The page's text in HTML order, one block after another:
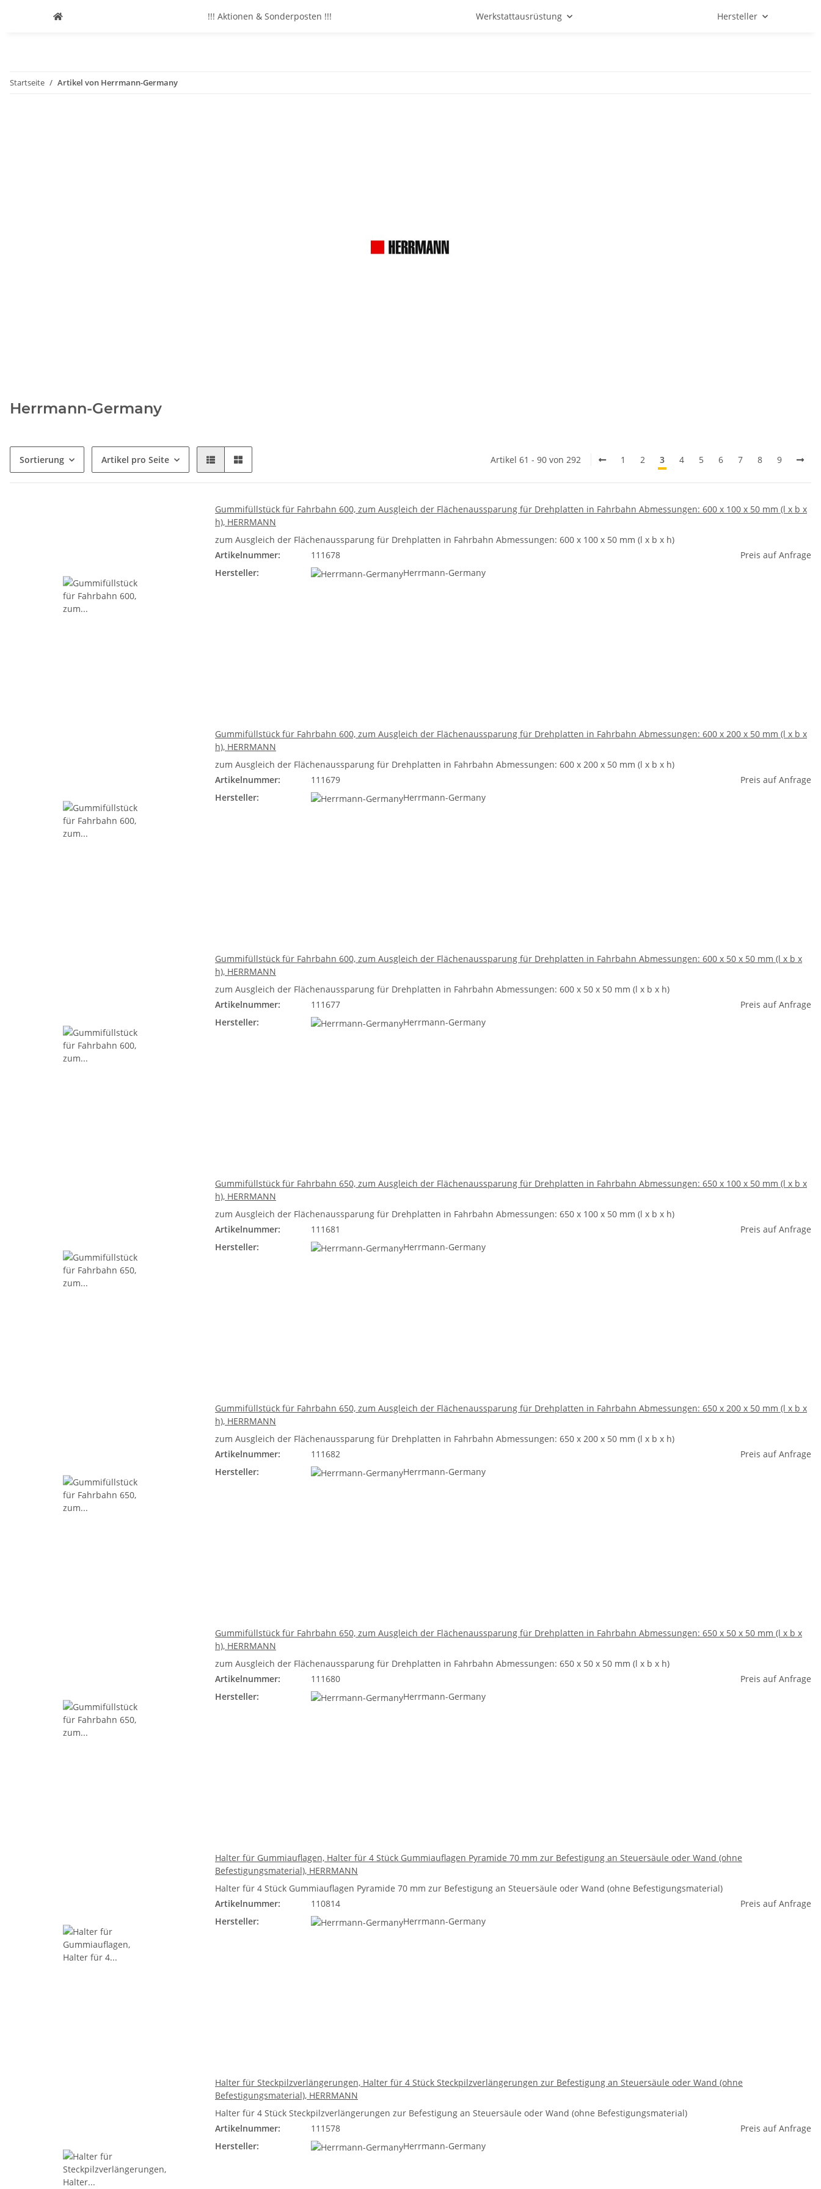
!!! Aktionen & Sonderposten !!! Werkstattausrüstung Hersteller
Startseite Artikel von Herrmann-Germany
Herrmann-Germany
Sortierung Artikel pro Seite Artikel 61 - 90 von 292 1 2 3 4 5 6 7 8 9
Gummifüllstück für Fahrbahn 600, zum Ausgleich der Flächenaussparung für Drehplatten in Fahrbahn Abmessungen: 600 x 100 x 50 mm (l x b x
h), HERRMANN
zum Ausgleich der Flächenaussparung für Drehplatten in Fahrbahn Abmessungen: 600 x 100 x 50 mm (l x b x h)
Artikelnummer:
111678
Hersteller:
Herrmann-Germany
Preis auf Anfrage
Gummifüllstück für Fahrbahn 600, zum Ausgleich der Flächenaussparung für Drehplatten in Fahrbahn Abmessungen: 600 x 200 x 50 mm (l x b x
h), HERRMANN
zum Ausgleich der Flächenaussparung für Drehplatten in Fahrbahn Abmessungen: 600 x 200 x 50 mm (l x b x h)
Artikelnummer:
111679
Hersteller:
Herrmann-Germany
Preis auf Anfrage
Gummifüllstück für Fahrbahn 600, zum Ausgleich der Flächenaussparung für Drehplatten in Fahrbahn Abmessungen: 600 x 50 x 50 mm (l x b x
h), HERRMANN
zum Ausgleich der Flächenaussparung für Drehplatten in Fahrbahn Abmessungen: 600 x 50 x 50 mm (l x b x h)
Artikelnummer:
111677
Hersteller:
Herrmann-Germany
Preis auf Anfrage
Gummifüllstück für Fahrbahn 650, zum Ausgleich der Flächenaussparung für Drehplatten in Fahrbahn Abmessungen: 650 x 100 x 50 mm (l x b x
h), HERRMANN
zum Ausgleich der Flächenaussparung für Drehplatten in Fahrbahn Abmessungen: 650 x 100 x 50 mm (l x b x h)
Artikelnummer:
111681
Hersteller:
Herrmann-Germany
Preis auf Anfrage
Gummifüllstück für Fahrbahn 650, zum Ausgleich der Flächenaussparung für Drehplatten in Fahrbahn Abmessungen: 650 x 200 x 50 mm (l x b x
h), HERRMANN
zum Ausgleich der Flächenaussparung für Drehplatten in Fahrbahn Abmessungen: 650 x 200 x 50 mm (l x b x h)
Artikelnummer:
111682
Hersteller:
Herrmann-Germany
Preis auf Anfrage
Gummifüllstück für Fahrbahn 650, zum Ausgleich der Flächenaussparung für Drehplatten in Fahrbahn Abmessungen: 650 x 50 x 50 mm (l x b x
h), HERRMANN
zum Ausgleich der Flächenaussparung für Drehplatten in Fahrbahn Abmessungen: 650 x 50 x 50 mm (l x b x h)
Artikelnummer:
111680
Hersteller:
Herrmann-Germany
Preis auf Anfrage
Halter für Gummiauflagen, Halter für 4 Stück Gummiauflagen Pyramide 70 mm zur Befestigung an Steuersäule oder Wand (ohne
Befestigungsmaterial), HERRMANN
Halter für 4 Stück Gummiauflagen Pyramide 70 mm zur Befestigung an Steuersäule oder Wand (ohne Befestigungsmaterial)
Artikelnummer:
110814
Hersteller:
Herrmann-Germany
Preis auf Anfrage
Halter für Steckpilzverlängerungen, Halter für 4 Stück Steckpilzverlängerungen zur Befestigung an Steuersäule oder Wand (ohne
Befestigungsmaterial), HERRMANN
Halter für 4 Stück Steckpilzverlängerungen zur Befestigung an Steuersäule oder Wand (ohne Befestigungsmaterial)
Artikelnummer:
111578
Hersteller:
Herrmann-Germany
Preis auf Anfrage